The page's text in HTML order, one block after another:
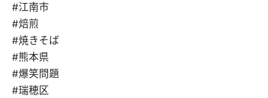
#江南市
#焙煎
#焼きそば
#熊本県
#爆笑問題
#瑞穂区